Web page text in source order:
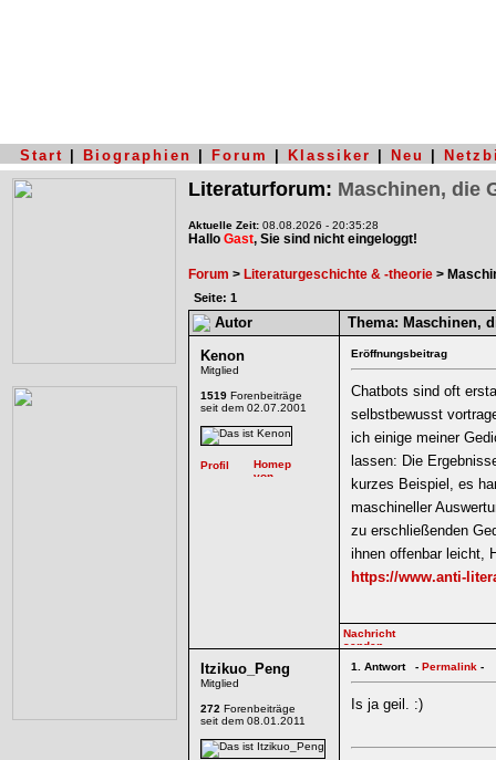
Start Biographien Forum Klassiker Neu
Literaturforum: Maschinen, die
Aktuelle Zeit: 08.08.2026 - 20:35:28
Hallo Gast, Sie sind nicht eingeloggt!
Forum > Literaturgeschichte & -theorie >
Seite: 1
Autor Thema: Maschinen,
Kenon
Mitglied
1519 Forenbeiträge
seit dem 02.07.2001
Eröffnungsbeitrag
Chatbots sind oft
selbstbewusst
ich einige meiner
lassen: Die
kurzes Beispiel, es
maschineller
zu erschließenden
ihnen offenbar leicht,
https://www.anti-
Itzikuo_Peng
Mitglied
272 Forenbeiträge
seit dem 08.01.2011
1. Antwort - Permalink -
Is ja geil. :)